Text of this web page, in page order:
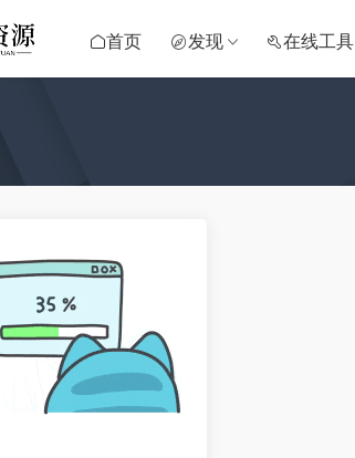
首页 发现 在线工具